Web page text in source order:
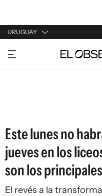
URUGUAY
URUGUAY
ARGENTINA
Este lunes no
jueves en los
son los
El revés a la